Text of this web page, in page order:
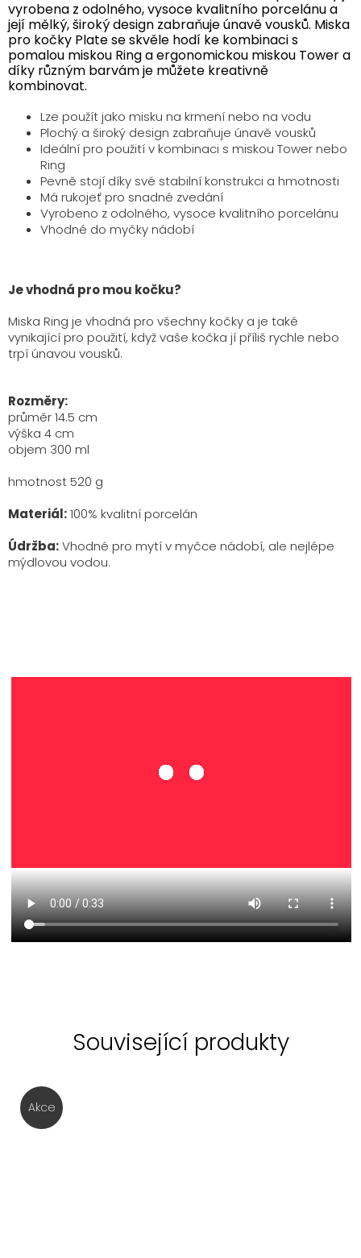
Související produkty
Akce
vyrobena z odolného, vysoce kvalitního porcelánu a
její mělký, široký design zabraňuje únavě vousků. Miska
pro kočky Plate se skvěle hodí ke kombinaci s
pomalou miskou Ring a ergonomickou miskou Tower a
díky různým barvám je můžete kreativně
kombinovat.
Lze použít jako misku na krmení nebo na vodu
Plochý a široký design zabraňuje únavě vousků
Ideální pro použití v kombinaci s miskou Tower nebo
Ring
Pevně stojí díky své stabilní konstrukci a hmotnosti
Má rukojeť pro snadné zvedání
Vyrobeno z odolného, vysoce kvalitního porcelánu
Vhodné do myčky nádobí
Je vhodná pro mou kočku?
Miska Ring je vhodná pro všechny kočky a je také
vynikající pro použití, když vaše kočka jí příliš rychle nebo
trpí únavou vousků.
Rozměry:
průměr 14.5 cm
výška 4 cm
objem 300 ml
hmotnost 520 g
Materiál:100% kvalitní porcelán
Údržba:Vhodné pro mytí v myčce nádobí, ale nejlépe
mýdlovou vodou.